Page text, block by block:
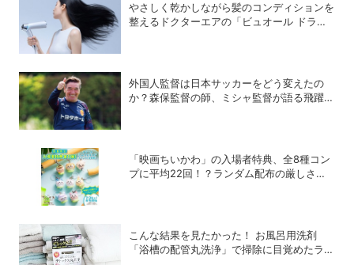
やさしく乾かしながら髪のコンディションを
整えるドクターエアの「ビュオール ドライ
外国人監督は日本サッカーをどう変えたの
か？森保監督の師、ミシャ監督が語る飛躍の
「映画ちいかわ」の入場者特典、全8種コン
プに平均22回！？ランダム配布の厳しさに
こんな結果を見たかった！ お風呂用洗剤
「浴槽の配管丸洗浄」で掃除に目覚めたライ